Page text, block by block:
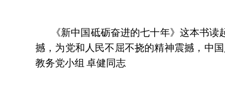
《新中国砥砺奋进的七十年》这本书
撼，为党和人民不屈不挠的精神震撼，中
教务党小组 卓健同志